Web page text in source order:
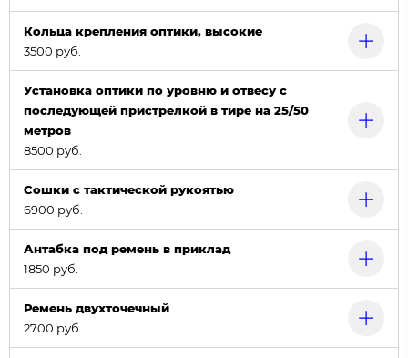
Кольца крепления оптики, высокие
3500 руб.
Установка оптики по уровню и отвесу с
последующей пристрелкой в тире на 25/50
метров
8500 руб.
Сошки с тактической рукоятью
6900 руб.
Антабка под ремень в приклад
1850 руб.
Ремень двухточечный
2700 руб.